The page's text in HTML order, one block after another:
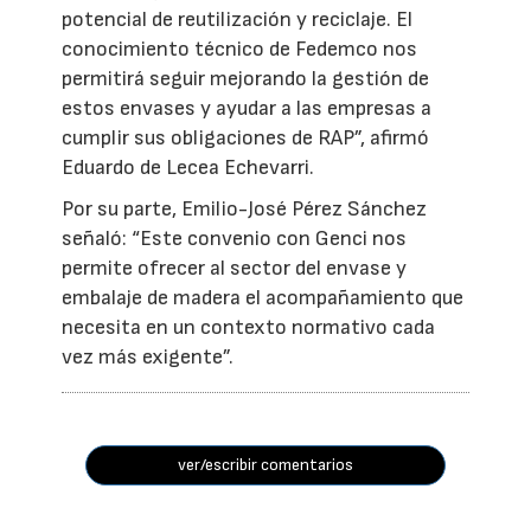
potencial de reutilización y reciclaje. El
conocimiento técnico de Fedemco nos
permitirá seguir mejorando la gestión de
estos envases y ayudar a las empresas a
cumplir sus obligaciones de RAP”, afirmó
Eduardo de Lecea Echevarri.
Por su parte, Emilio-José Pérez Sánchez
señaló: “Este convenio con Genci nos
permite ofrecer al sector del envase y
embalaje de madera el acompañamiento que
necesita en un contexto normativo cada
vez más exigente”.
ver/escribir comentarios